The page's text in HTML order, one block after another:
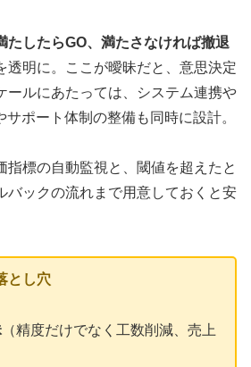
たしたらGO、満たさなければ撤退
透明に。ここが曖昧だと、意思決定
ールにあたっては、システム連携や
ポート体制の整備も同時に設計。
指標の自動監視と、閾値を超えたと
バックの流れまで用意しておくと安
とし穴
（精度だけでなく工数削減、売上